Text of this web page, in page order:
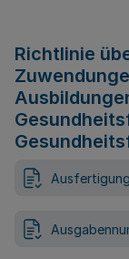
Richtlinie